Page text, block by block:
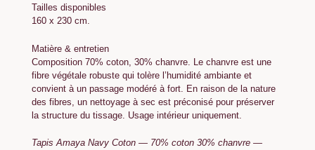
Tailles disponibles
160 x 230 cm.
Matière & entretien
Composition 70% coton, 30% chanvre. Le chanvre est une
fibre végétale robuste qui tolère l’humidité ambiante et
convient à un passage modéré à fort. En raison de la nature
des fibres, un nettoyage à sec est préconisé pour préserver
la structure du tissage. Usage intérieur uniquement.
Tapis Amaya Navy Coton — 70% coton 30% chanvre —